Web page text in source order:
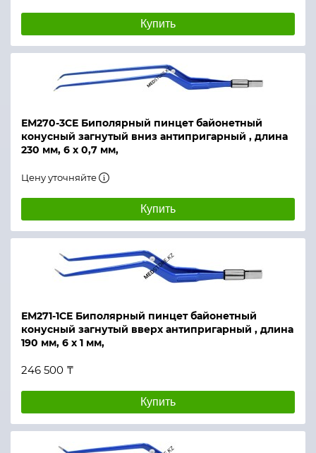
Купить
ЕМ270-3СЕ Биполярный пинцет байонетный
конусный загнутый вниз антипригарный , длина
230 мм, 6 х 0,7 мм,
Цену уточняйте
Купить
ЕМ271-1СЕ Биполярный пинцет байонетный
конусный загнутый вверх антипригарный , длина
190 мм, 6 х 1 мм,
246 500 ₸
Купить